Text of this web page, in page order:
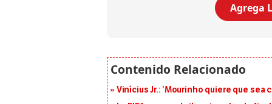
Agrega
Vinícius Jr.: ‘Mourinho quiere que